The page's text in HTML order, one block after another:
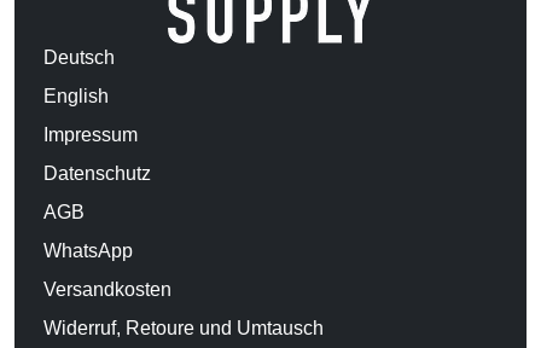
Deutsch
English
Impressum
Datenschutz
AGB
WhatsApp
Versandkosten
Widerruf, Retoure und Umtausch